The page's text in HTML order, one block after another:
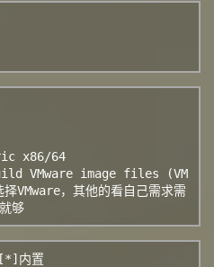
x86/64
VMware image files (VM
VMware，其他的看自己需求需
够
[*]内置